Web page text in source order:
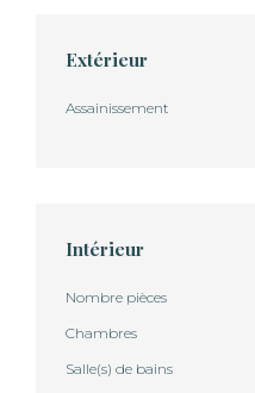
Extérieur
Assainissement
Intérieur
Nombre pièces
Chambres
Salle(s) de bains